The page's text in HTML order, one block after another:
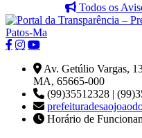
Todos os
Av. Getúlio Vargas,
MA, 65665-000
(99)35512328 |
Horário de